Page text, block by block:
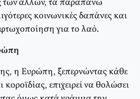
κοινωνικές δαπάνες και
για το λαό.
η Ευρώπη, ξεπερνώντας κάθε
επιχειρεί να θολώσει